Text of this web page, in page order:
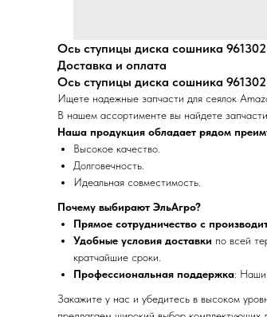
Ось ступицы диска сошника
Доставка и оплата
Ось ступицы диска сошника
Ищете надежные запчасти для сеялок
В нашем ассортименте вы найдете
Наша продукция обладает рядом
Высокое качество.
Долговечность.
Идеальная совместимость.
Почему выбирают ЭльАгро?
Прямое сотрудничество с
Удобные условия доставки по всей
кратчайшие сроки.
Профессиональная поддержка: Наши
Закажите у нас и убедитесь в высоком